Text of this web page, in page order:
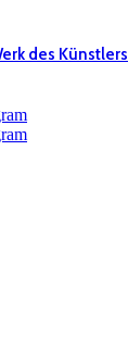
des Künstlers